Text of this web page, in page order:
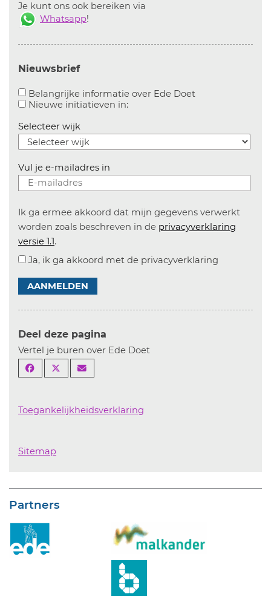
Je kunt ons ook bereiken via
Whatsapp!
Nieuwsbrief
Belangrijke informatie over Ede Doet
Nieuwe initiatieven in:Aanvinken om informatie over
Selecteer wijk
Vul je e-mailadres in
Ik ga ermee akkoord dat mijn gegevens verwerkt
worden zoals beschreven in de privacyverklaring
versie 1.1.
Ja, ik ga akkoord met de privacyverklaring
AANMELDEN
Deel deze pagina
Vertel je buren over Ede Doet
Toegankelijkheidsverklaring
Sitemap
Partners